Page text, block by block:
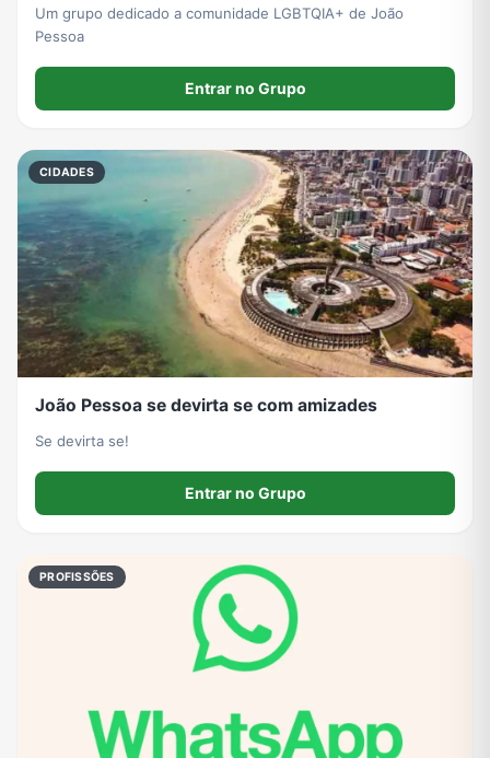
Um grupo dedicado a comunidade LGBTQIA+ de João
Pessoa
Entrar no Grupo
CIDADES
João Pessoa se devirta se com amizades
Se devirta se!
Entrar no Grupo
PROFISSÕES